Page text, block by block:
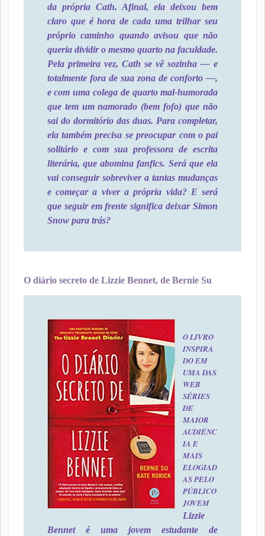
da própria Cath. Afinal, ela deixou bem
claro que é hora de cada uma trilhar seu
próprio caminho quando avisou que não
queria dividir o mesmo quarto na faculdade.
Pela primeira vez, Cath se vê sozinha ― e
totalmente fora de sua zona de conforto ―,
e com uma colega de quarto mal-humorada
que tem um namorado (bem fofo) que não
sai do dormitório das duas. Para completar,
ela também precisa se preocupar com o pai
solitário e com sua professora de escrita
literária, que abomina fanfics. Será que ela
vai conseguir sobreviver a tantas mudanças
e começar a viver a própria vida? E será
que seguir em frente significa deixar Simon
Snow para trás?
O diário secreto de Lizzie Bennet, de Bernie Su
O LIVRO
INSPIRA
DO EM
UMA DAS
WEB
SÉRIES
DE
MAIOR
AUDIÊNC
IA E
MAIS
ELOGIAD
AS PELO
PÚBLICO
JOVEM
Lizzie
Bennet é uma jovem estudante de